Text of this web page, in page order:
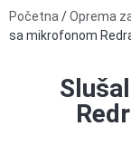
Početna /Oprema
sa mikrofonom